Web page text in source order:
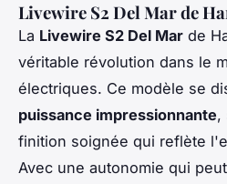
Livewire S2 Del Mar de
La Livewire S2 Del Mar de
véritable révolution dans le
électriques. Ce modèle se
puissance impressionnante,
finition soignée qui reflète
Avec une autonomie qui